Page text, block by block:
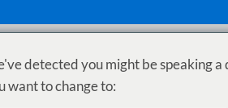
খুঁজুন গাইড সাপোর্ট EMI
detected you might be speaking
want to change to: